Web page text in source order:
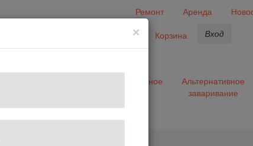
Ремонт Аренда
Избранное Корзина Вход
Разное
Альтернативное
заваривание
×